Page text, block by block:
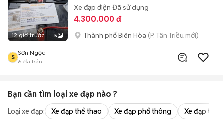
12 giờ trước 5
Xe đạp điện Đã sử dụng
4.300.000 đ
Thành phố Biên Hòa (P. Tân Triều mới)
S
Sơn Ngọc
6 đã bán
Bạn cần tìm loại xe đạp nào ?
Loại xe đạp: Xe đạp thể thao Xe đạp phổ thông Xe đạp trẻ